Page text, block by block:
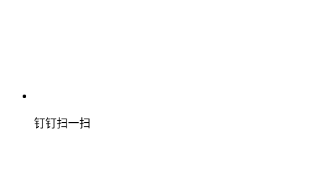
钉钉扫一扫